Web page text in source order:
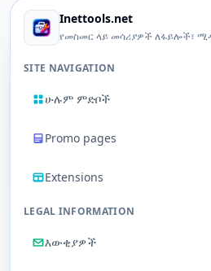
Inettools.net
የመስመር ላይ መሳሪያዎች ለፋይሎች፣
SITE NAVIGATION
ሁሉም ምድቦች
Promo pages
Extensions
LEGAL INFORMATION
እውቂያዎች